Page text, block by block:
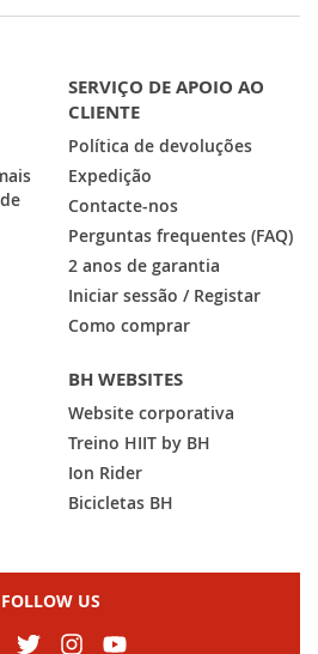
SERVIÇO DE APOIO AO
CLIENTE
Política de devoluções
Expedição
Contacte-nos
Perguntas frequentes (FAQ)
2 anos de garantia
Iniciar sessão / Registar
Como comprar
BH WEBSITES
Website corporativa
Treino HIIT by BH
Ion Rider
Bicicletas BH
FOLLOW US